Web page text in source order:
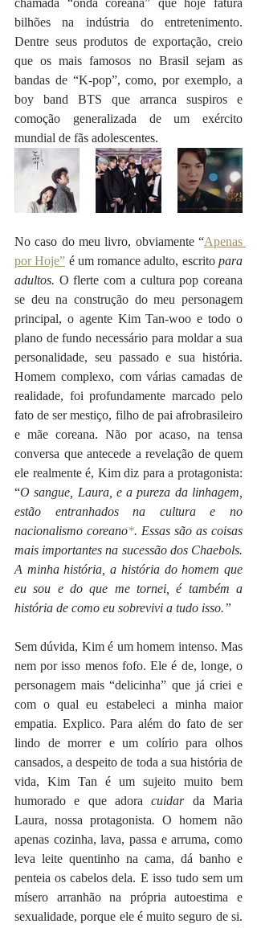
chamada “onda coreana” que hoje fatura
bilhões na indústria do entretenimento.
Dentre seus produtos de exportação, creio
que os mais famosos no Brasil sejam as
bandas de “K-pop”, como, por exemplo, a
boy band BTS que arranca suspiros e
comoção generalizada de um exército
mundial de fãs adolescentes.
No caso do meu livro, obviamente “Apenas
por Hoje” é um romance adulto, escrito para
adultos. O flerte com a cultura pop coreana
se deu na construção do meu personagem
principal, o agente Kim Tan-woo e todo o
plano de fundo necessário para moldar a sua
personalidade, seu passado e sua história.
Homem complexo, com várias camadas de
realidade, foi profundamente marcado pelo
fato de ser mestiço, filho de pai afrobrasileiro
e mãe coreana. Não por acaso, na tensa
conversa que antecede a revelação de quem
ele realmente é, Kim diz para a protagonista:
“O sangue, Laura, e a pureza da linhagem,
estão entranhados na cultura e no
nacionalismo coreano*. Essas são as coisas
mais importantes na sucessão dos Chaebols.
A minha história, a história do homem que
eu sou e do que me tornei, é também a
história de como eu sobrevivi a tudo isso.”
Sem dúvida, Kim é um homem intenso. Mas
nem por isso menos fofo. Ele é de, longe, o
personagem mais “delicinha” que já criei e
com o qual eu estabeleci a minha maior
empatia. Explico. Para além do fato de ser
lindo de morrer e um colírio para olhos
cansados, a despeito de toda a sua história de
vida, Kim Tan é um sujeito muito bem
humorado e que adora cuidar da Maria
Laura, nossa protagonista. O homem não
apenas cozinha, lava, passa e arruma, como
leva leite quentinho na cama, dá banho e
penteia os cabelos dela. E isso tudo sem um
mísero arranhão na própria autoestima e
sexualidade, porque ele é muito seguro de si.